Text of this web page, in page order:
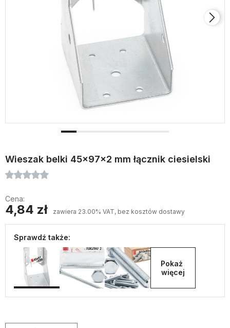
Wieszak belki 45x97x2 mm łącznik ciesielski
Cena:
4,84 zł zawiera 23.00% VAT, bez kosztów dostawy
Sprawdź także:
Pokaż
więcej